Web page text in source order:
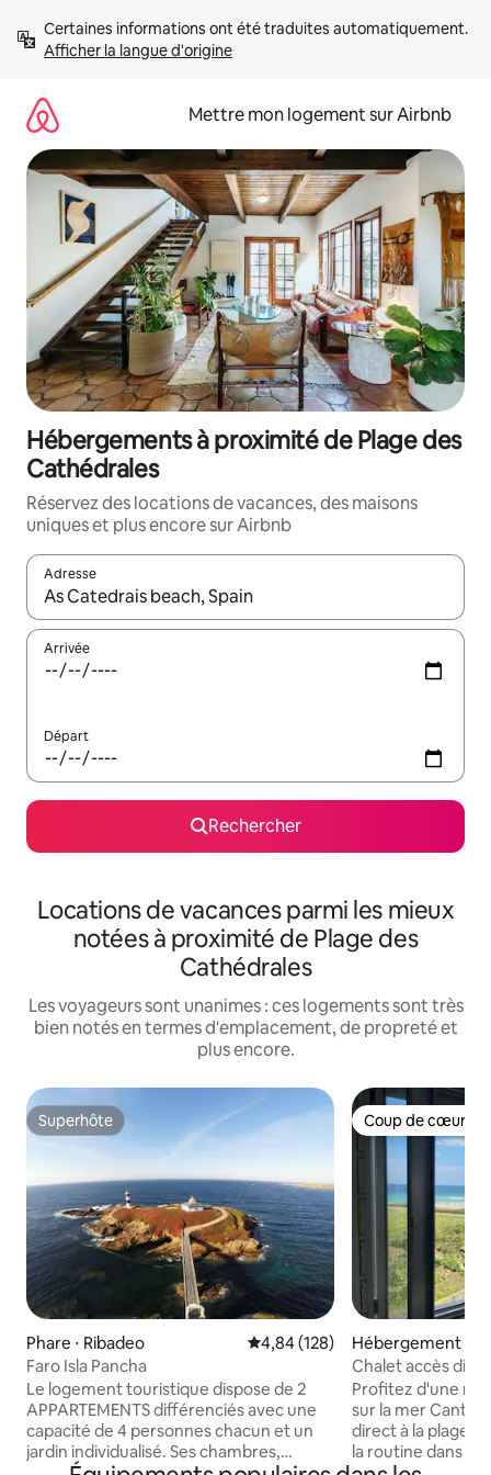
directement
Afficher la langue d'origine
Mettre mon logement sur Airbnb
Hébergements à proximité de Plage des
Cathédrales
Réservez des locations de vacances, des maisons
uniques et plus encore sur Airbnb
Adresse
Lorsque les résultats s'affichent, utilisez les flèches vers le
Arrivée
Départ
Rechercher
Locations de vacances parmi les mieux
notées à proximité de Plage des
Cathédrales
Les voyageurs sont unanimes : ces logements sont très
bien notés en termes d'emplacement, de propreté et
plus encore.
Superhôte
Superhôte
Phare ⋅ Ribadeo Évaluation moyenne sur la
4,84 (128)
Faro Isla Pancha
Le logement touristique dispose de 2
APPARTEMENTS différenciés avec une
capacité de 4 personnes chacun et un
jardin individualisé. Ses chambres,
Coup de cœur
Coup de cœur
Hébergement ⋅
Chalet accès
Profitez d'une
sur la mer
direct à la plage.
la routine dans